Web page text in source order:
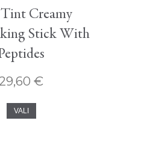
Creamy
Stick With
29,60 €
VALI
Sellel